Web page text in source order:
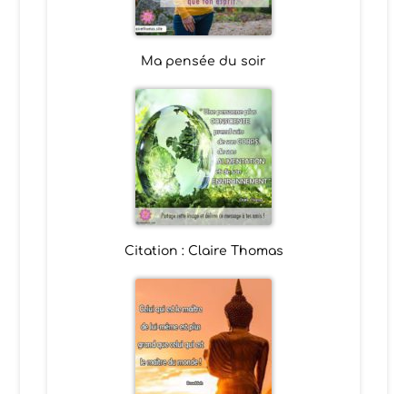
Ma pensée du soir
Citation : Claire Thomas